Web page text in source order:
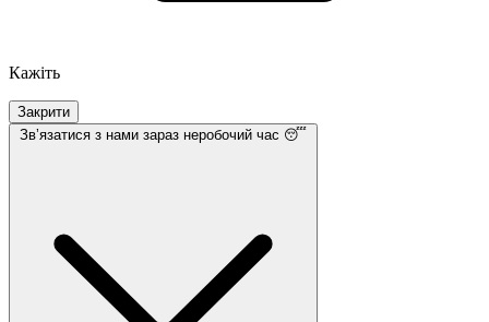
Кажіть
Закрити
Звʼязатися з нами зараз неробочий час 😴